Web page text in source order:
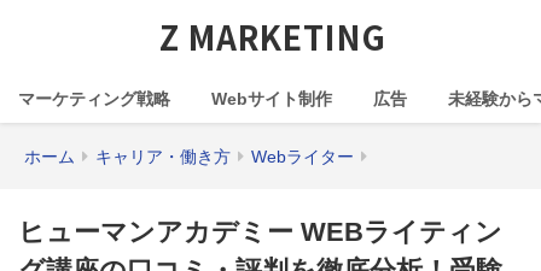
Z MARKETING
マーケティング戦略 Webサイト制作 広告 未経験から
ホーム キャリア・働き方 Webライター
ヒューマンアカデミー WEBライティン